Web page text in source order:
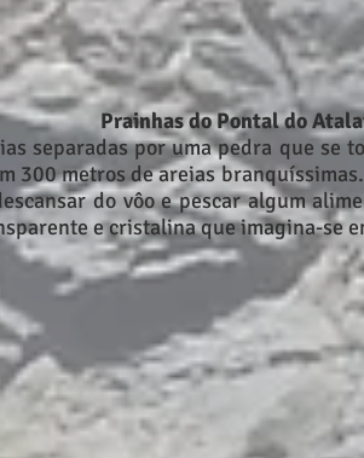
Prainhas do Pontal do
separadas por uma pedra que se
300 metros de areias
do vôo e pescar algum
e cristalina que imagina-se